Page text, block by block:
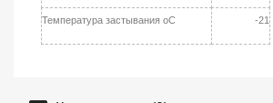
Температура застывания oC -21